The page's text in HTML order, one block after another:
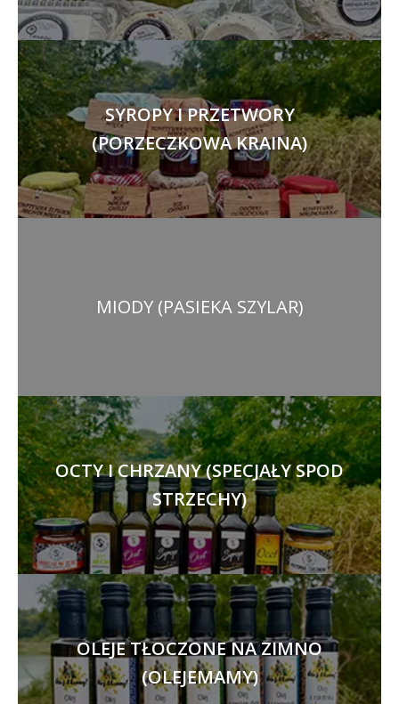
SYROPY I PRZETWORY
(PORZECZKOWA KRAINA)
MIODY (PASIEKA SZYLAR)
OCTY I CHRZANY (SPECJAŁY SPOD
STRZECHY)
OLEJE TŁOCZONE NA ZIMNO
(OLEJEMAMY)